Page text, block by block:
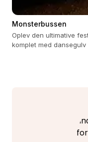
Monsterbussen
Oplev den ultimative
komplet med